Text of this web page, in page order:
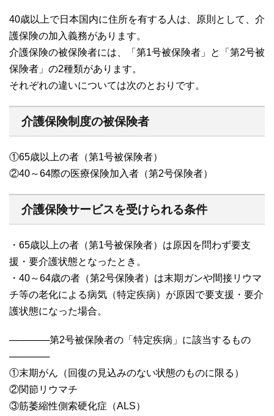
40歳以上で日本国内に住所を有する人は、原則として、介
護保険の加入義務があります。
介護保険の被保険者には、「第1号被保険者」と「第2号被
保険者」の2種類があります。
それぞれの違いについては次のとおりです。
介護保険制度の被保険者
①65歳以上の者（第1号被保険者）
②40～64際の医療保険加入者（第2号保険者）
介護保険サービスを受けられる条件
・65歳以上の者（第1号被保険者）は原因を問わず要支
援・要介護状態となったとき。
・40～64歳の者（第2号保険者）は末期ガンや間接リウマ
チ等の老化による病気（特定疾病）が原因で要支援・要介
護状態になった場合。
──────第2号被保険者の「特定疾病」に該当するもの
──────
①末期がん（回復の見込みのない状態のものに限る）
②関節リウマチ
③筋萎縮性側索硬化症（ALS）